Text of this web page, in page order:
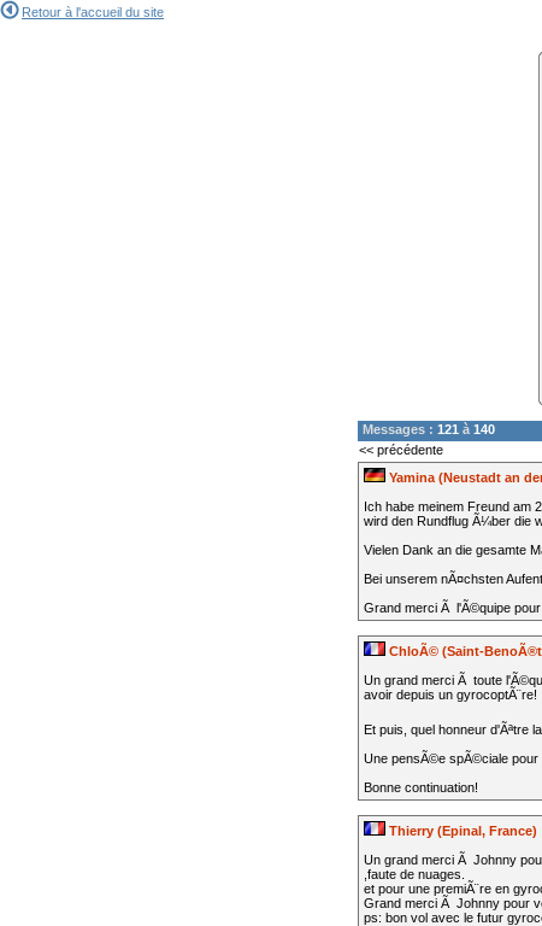
Retour à l'accueil du site
Messages : 121 à 140
<< précédente
Yamina (Neustadt an
Ich habe meinem Freund am
wird den Rundflug Ã¼ber die
Vielen Dank an die gesamte
Bei unserem nÃ¤chsten
Grand merci Ã l'Ã©quipe
ChloÃ© (Saint-
Un grand merci Ã toute
avoir depuis un gyrocoptÃ¨re!
Et puis, quel honneur d'Ãªtre
Une pensÃ©e spÃ©ciale pour
Bonne continuation!
Thierry (Epinal, France)
Un grand merci Ã Johnny
,faute de nuages.
et pour une premiÃ¨re en
Grand merci Ã Johnny pour
ps: bon vol avec le futur